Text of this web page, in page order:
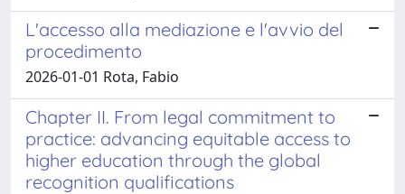
L'accesso alla mediazione e l'avvio del
procedimento
2026-01-01 Rota, Fabio
Chapter II. From legal commitment to
practice: advancing equitable access to
higher education through the global
recognition qualifications